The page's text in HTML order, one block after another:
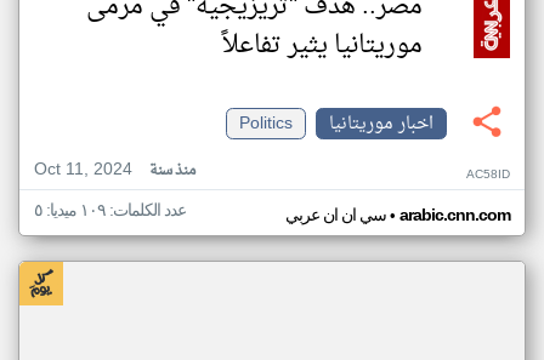
موريتانيا يثير تفاعلاً
اخبار موريتانيا
Politics
Oct 11, 2024
منذ سنة AC58ID
سي ان ان عربي• arabic.cnn.com عدد الكلمات: ١٠٩ ميديا: ٥